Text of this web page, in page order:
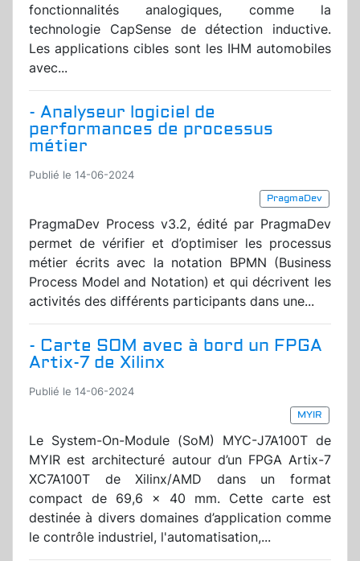
fonctionnalités analogiques, comme la
technologie CapSense de détection inductive.
Les applications cibles sont les IHM automobiles
avec...
- Analyseur logiciel de
performances de processus
métier
Publié le 14-06-2024
PragmaDev
PragmaDev Process v3.2, édité par PragmaDev
permet de vérifier et d’optimiser les processus
métier écrits avec la notation BPMN (Business
Process Model and Notation) et qui décrivent les
activités des différents participants dans une...
- Carte SOM avec à bord un FPGA
Artix-7 de Xilinx
Publié le 14-06-2024
MYIR
Le System-On-Module (SoM) MYC-J7A100T de
MYIR est architecturé autour d’un FPGA Artix-7
XC7A100T de Xilinx/AMD dans un format
compact de 69,6 x 40 mm. Cette carte est
destinée à divers domaines d’application comme
le contrôle industriel, l'automatisation,...